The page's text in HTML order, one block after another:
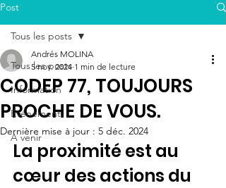
Post
Tous les posts
Information
Evénement
A venir
Tous les posts
CODEP 77, TOUJOURS
PROCHE DE VOUS.
Andrés MOLINA
5 nov. 2024 1 min de lecture
Dernière mise à jour : 5 déc. 2024
La proximité est au
cœur des actions du